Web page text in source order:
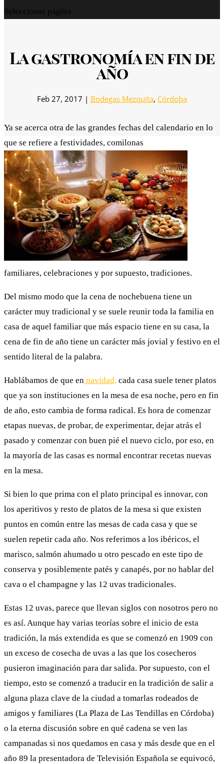
Seleccionar página
La gastronomía en fin de
año
Feb 27, 2017 | Bodegas Mezquita, Córdoba
Ya se acerca otra de las grandes fechas del calendario en lo
que se refiere a festividades, comilonas
familiares, celebraciones y por supuesto, tradiciones.
Del mismo modo que la cena de nochebuena tiene un
carácter muy tradicional y se suele reunir toda la familia en
casa de aquel familiar que más espacio tiene en su casa, la
cena de fin de año tiene un carácter más jovial y festivo en el
sentido literal de la palabra.
Hablábamos de que en navidad, cada casa suele tener platos
que ya son instituciones en la mesa de esa noche, pero en fin
de año, esto cambia de forma radical. Es hora de comenzar
etapas nuevas, de probar, de experimentar, dejar atrás el
pasado y comenzar con buen pié el nuevo ciclo, por eso, en
la mayoría de las casas es normal encontrar recetas nuevas
en la mesa.
Si bien lo que prima con el plato principal es innovar, con
los aperitivos y resto de platos de la mesa si que existen
puntos en común entre las mesas de cada casa y que se
suelen repetir cada año. Nos referimos a los ibéricos, el
marisco, salmón ahumado u otro pescado en este tipo de
conserva y posiblemente patés y canapés, por no hablar del
cava o el champagne y las 12 uvas tradicionales.
Estas 12 uvas, parece que llevan siglos con nosotros pero no
es así. Aunque hay varias teorías sobre el inicio de esta
tradición, la más extendida es que se comenzó en 1909 con
un exceso de cosecha de uvas a las que los cosecheros
pusieron imaginación para dar salida. Por supuesto, con el
tiempo, esto se comenzó a traducir en la tradición de salir a
alguna plaza clave de la ciudad a tomarlas rodeados de
amigos y familiares (La Plaza de Las Tendillas en Córdoba)
o la eterna discusión sobre en qué cadena se ven las
campanadas si nos quedamos en casa y más desde que en el
año 89 la presentadora de Televisión Española se equivocó,